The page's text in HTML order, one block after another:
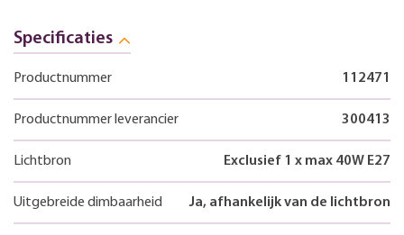
Specificaties
Productnummer 112471
Productnummer leverancier 300413
Lichtbron Exclusief 1 x max 40W E27
Uitgebreide dimbaarheid Ja, afhankelijk van de lichtbron